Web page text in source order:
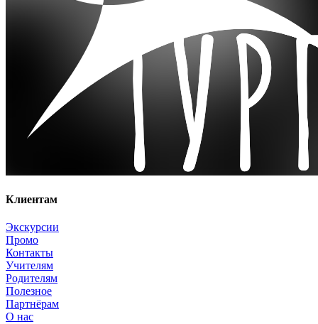
Клиентам
Экскурсии
Промо
Контакты
Учителям
Родителям
Полезное
Партнёрам
О нас